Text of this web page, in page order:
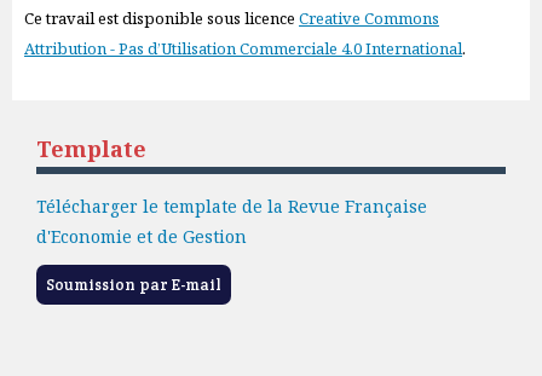
Ce travail est disponible sous licence Creative Commons
Attribution - Pas d’Utilisation Commerciale 4.0 International.
Template
Télécharger le template de la Revue Française
d'Economie et de Gestion
Soumission par E-mail